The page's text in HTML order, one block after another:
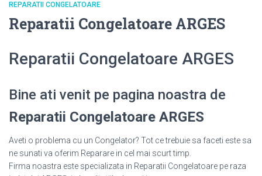
REPARATII CONGELATOARE
Reparatii Congelatoare ARGES
Reparatii Congelatoare ARGES
Bine ati venit pe pagina noastra de
Reparatii Congelatoare ARGES
Aveti o problema cu un Congelator? Tot ce trebuie sa faceti este sa
ne sunati va oferim Reparare in cel mai scurt timp.
Firma noastra este specializata in Reparatii Congelatoare pe raza